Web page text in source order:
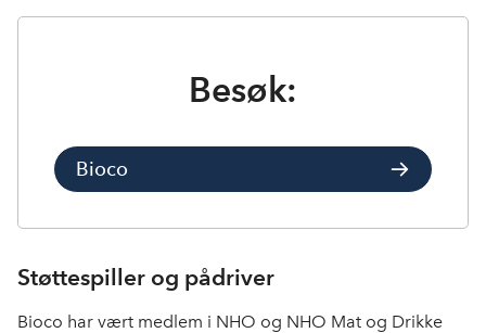
Besøk:
Bioco
Støttespiller og pådriver
Bioco har vært medlem i NHO og NHO Mat og Drikke